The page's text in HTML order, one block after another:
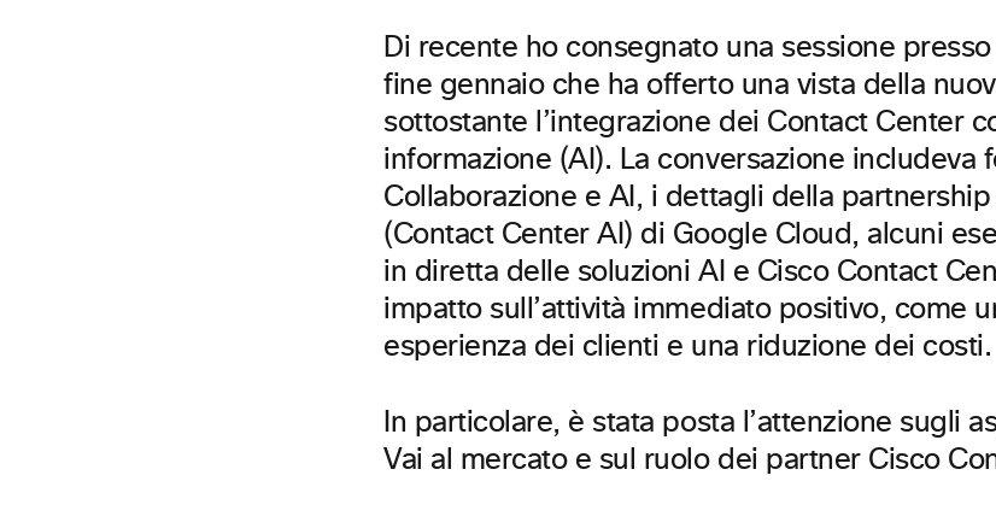
Di recente ho consegnato una sessione presso
fine gennaio che ha offerto una vista della
sottostante l’integrazione dei Contact Center
informazione (AI). La conversazione includeva
Collaborazione e AI, i dettagli della partnership
(Contact Center AI) di Google Cloud, alcuni
in diretta delle soluzioni AI e Cisco Contact
impatto sull’attività immediato positivo, come
esperienza dei clienti e una riduzione dei costi.
In particolare, è stata posta l’attenzione sugli
Vai al mercato e sul ruolo dei partner Cisco